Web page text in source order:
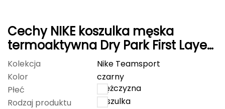
Elmer by Swany
F
FASHY
Cechy NIKE koszulka męska
termoaktywna Dry Park First Layer
JSY LS AV2609 010 czarna
Kolekcja
Nike Teamsport
Kolor
czarny
Płeć
mężczyzna
Rodzaj produktu
koszulka